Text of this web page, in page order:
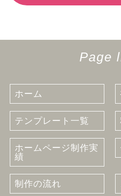
Page
ホーム
テンプレート一覧
ホームページ制作実
績
制作の流れ